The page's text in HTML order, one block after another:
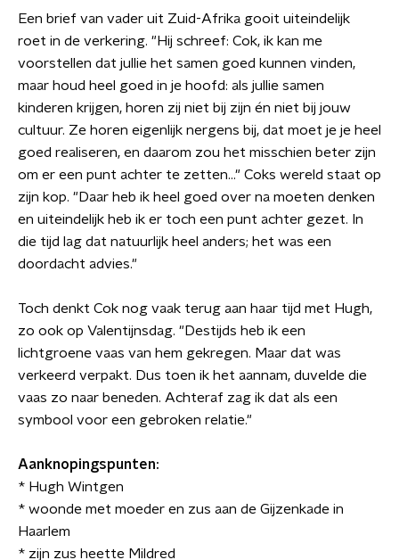
Een brief van vader uit Zuid-Afrika gooit uiteindelijk
roet in de verkering. "Hij schreef: Cok, ik kan me
voorstellen dat jullie het samen goed kunnen vinden,
maar houd heel goed in je hoofd: als jullie samen
kinderen krijgen, horen zij niet bij zijn én niet bij jouw
cultuur. Ze horen eigenlijk nergens bij, dat moet je je heel
goed realiseren, en daarom zou het misschien beter zijn
om er een punt achter te zetten..." Coks wereld staat op
zijn kop. "Daar heb ik heel goed over na moeten denken
en uiteindelijk heb ik er toch een punt achter gezet. In
die tijd lag dat natuurlijk heel anders; het was een
doordacht advies."
Toch denkt Cok nog vaak terug aan haar tijd met Hugh,
zo ook op Valentijnsdag. "Destijds heb ik een
lichtgroene vaas van hem gekregen. Maar dat was
verkeerd verpakt. Dus toen ik het aannam, duvelde die
vaas zo naar beneden. Achteraf zag ik dat als een
symbool voor een gebroken relatie."
Aanknopingspunten:
* Hugh Wintgen
* woonde met moeder en zus aan de Gijzenkade in
Haarlem
* zijn zus heette Mildred